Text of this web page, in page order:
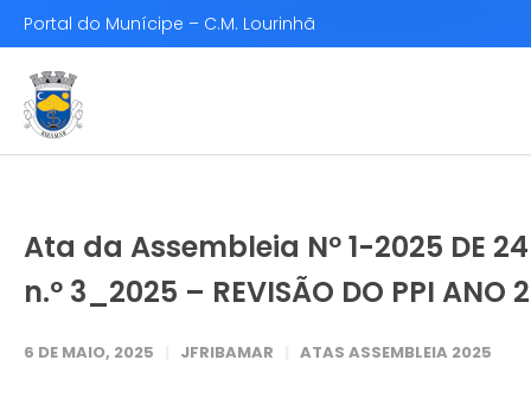
Portal do Munícipe – C.M. Lourinhã
Ata da Assembleia Nº 1-2025 DE
n.º 3_2025 – REVISÃO DO PPI ANO
6 DE MAIO, 2025 JFRIBAMAR ATAS ASSEMBLEIA 2025